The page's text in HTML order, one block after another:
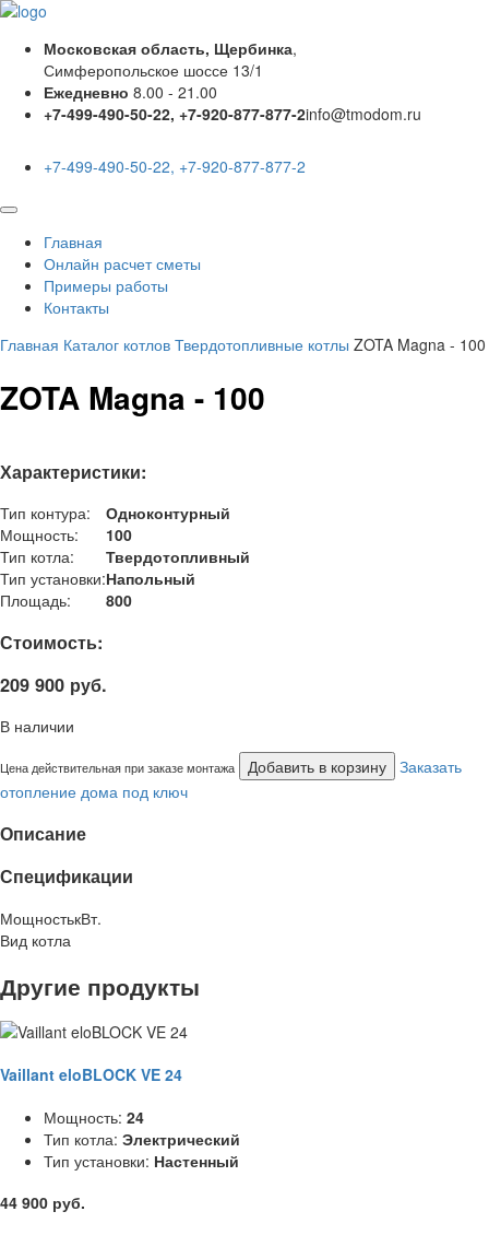
Московская область, Щербинка,
Симферопольское шоссе 13/1
Ежедневно 8.00 - 21.00
+7-499-490-50-22, +7-920-877-877-2info@tmodom.ru
+7-499-490-50-22, +7-920-877-877-2
Главная
Онлайн расчет сметы
Примеры работы
Контакты
Главная Каталог котлов Твердотопливные котлы ZOTA Magna - 100
ZOTA Magna - 100
Характеристики:
Тип контура:
Одноконтурный
Мощность:
100
Тип котла:
Твердотопливный
Тип установки:Напольный
Площадь:
800
Стоимость:
209 900 руб.
В наличии
Цена действительная при заказе монтажа Добавить в корзину Заказать
отопление дома под ключ
Описание
Спецификации
МощностькВт.
Вид котла
Другие продукты
Vaillant eloBLOCK VE 24
Мощность: 24
Тип котла: Электрический
Тип установки: Настенный
44 900 руб.